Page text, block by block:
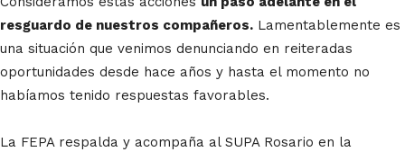
resguardo de nuestros compañeros. Lamentablemente es
una situación que venimos denunciando en reiteradas
oportunidades desde hace años y hasta el momento no
habíamos tenido respuestas favorables.
La FEPA respalda y acompaña al SUPA Rosario en la